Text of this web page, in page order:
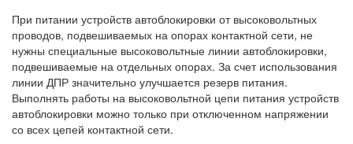
При питании устройств автоблокировки от высоковольтных
проводов, подвешиваемых на опорах контактной сети, не
нужны специальные высоковольтные линии автоблокировки,
подвешиваемые на отдельных опорах. За счет использования
линии ДПР значительно улучшается резерв питания.
Выполнять работы на высоковольтной цепи питания устройств
автоблокировки можно только при отключенном напряжении
со всех цепей контактной сети.